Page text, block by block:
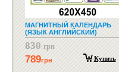
МАГНИТНЫЙ КАЛЕНДАРЬ
(ЯЗЫК АНГЛИЙСКИЙ)
830 грн
789грн Купить